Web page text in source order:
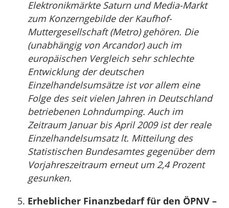
Elektronikmärkte Saturn und Media-Markt
zum Konzerngebilde der Kaufhof-
Muttergesellschaft (Metro) gehören. Die
(unabhängig von Arcandor) auch im
europäischen Vergleich sehr schlechte
Entwicklung der deutschen
Einzelhandelsumsätze ist vor allem eine
Folge des seit vielen Jahren in Deutschland
betriebenen Lohndumping. Auch im
Zeitraum Januar bis April 2009 ist der reale
Einzelhandelsumsatz lt. Mitteilung des
Statistischen Bundesamtes gegenüber dem
Vorjahreszeitraum erneut um 2,4 Prozent
gesunken.
Erheblicher Finanzbedarf für den ÖPNV –